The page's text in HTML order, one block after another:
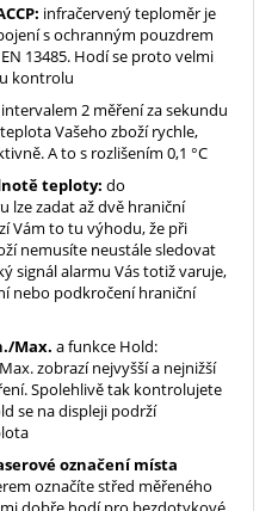
infračervený teploměr je
s ochranným pouzdrem
13485. Hodí se proto velmi
kontrolu
2 měření za sekundu
Vašeho zboží rychle,
A to s rozlišením 0,1 °C
teploty: do
lze zadat až dvě hraniční
Vám to tu výhodu, že při
nemusíte neustále sledovat
signál alarmu Vás totiž varuje,
nebo podkročení hraniční
Max. a funkce Hold:
zobrazí nejvyšší a nejnižší
Spolehlivě tak kontrolujete
se na displeji podrží
označení místa
označíte střed měřeného